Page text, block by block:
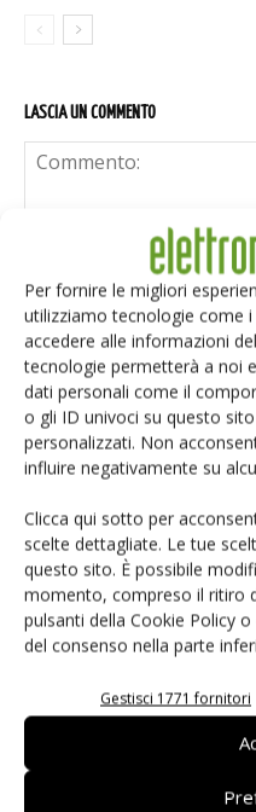
Per fornire le migliori
utilizziamo tecnologie come
accedere alle informazioni
tecnologie permetterà a noi
dati personali come il
o gli ID univoci su questo
personalizzati. Non
influire negativamente su
Clicca qui sotto per
scelte dettagliate. Le tue
questo sito. È possibile
momento, compreso il ritiro
pulsanti della Cookie Policy
del consenso nella parte
Gestisci 1771 fornitori
LASCIA UN COMMENTO
Salva il mio nome, email
prossimi commenti.